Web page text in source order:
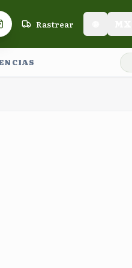
de compras
Rastrear